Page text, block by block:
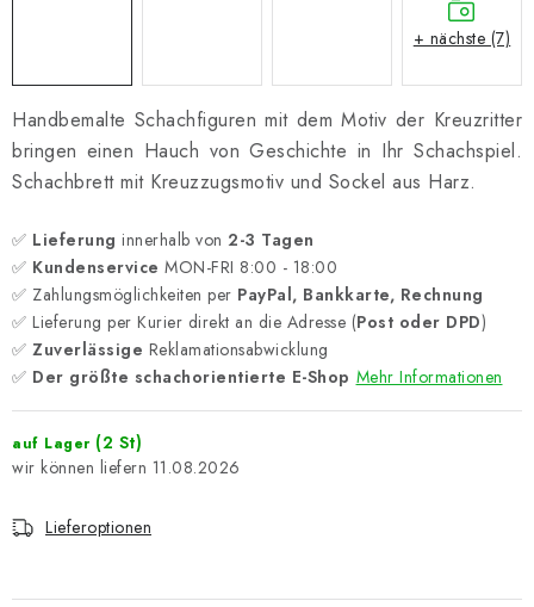
Geschäftsbedingungen
Handbemalte Schachfiguren mit dem Motiv der Kreuzritter
bringen einen Hauch von Geschichte in Ihr Schachspiel.
Schachbrett mit Kreuzzugsmotiv und Sockel aus Harz.
✅ Lieferung innerhalb von 2-3 Tagen
✅ Kundenservice MON-FRI 8:00 - 18:00
✅ Zahlungsmöglichkeiten per PayPal, Bankkarte, Rechnung
✅ Lieferung per Kurier direkt an die Adresse (Post oder DPD)
✅ Zuverlässige Reklamationsabwicklung
✅ Der größte schachorientierte E-Shop Mehr Informationen
auf Lager (2 St)
11.08.2026
Lieferoptionen
+ nächste (7)